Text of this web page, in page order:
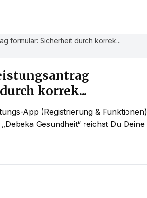
formular: Sicherheit durch korrek...
korrek...
App (Registrierung & Funktionen)
Gesundheit“ reichst Du Deine